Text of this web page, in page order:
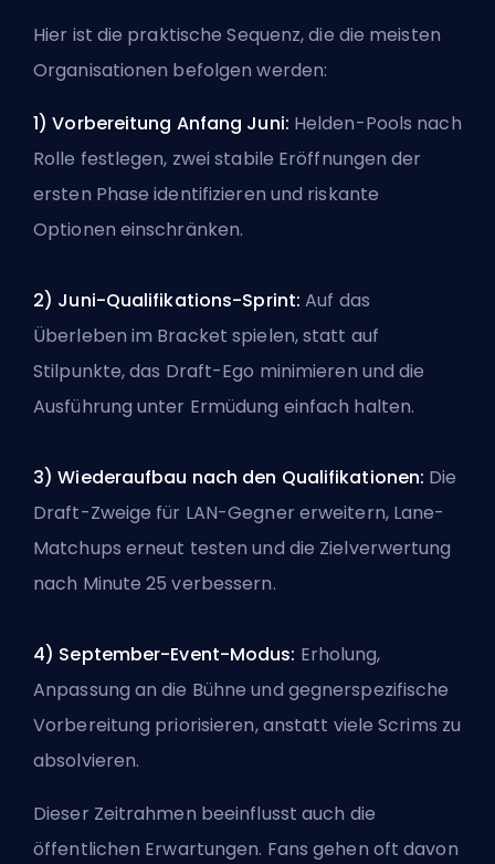
Hier ist die praktische Sequenz, die die meisten
Organisationen befolgen werden:
1) Vorbereitung Anfang Juni: Helden-Pools nach
Rolle festlegen, zwei stabile Eröffnungen der
ersten Phase identifizieren und riskante
Optionen einschränken.
2) Juni-Qualifikations-Sprint: Auf das
Überleben im Bracket spielen, statt auf
Stilpunkte, das Draft-Ego minimieren und die
Ausführung unter Ermüdung einfach halten.
3) Wiederaufbau nach den Qualifikationen: Die
Draft-Zweige für LAN-Gegner erweitern, Lane-
Matchups erneut testen und die Zielverwertung
nach Minute 25 verbessern.
4) September-Event-Modus: Erholung,
Anpassung an die Bühne und gegnerspezifische
Vorbereitung priorisieren, anstatt viele Scrims zu
absolvieren.
Dieser Zeitrahmen beeinflusst auch die
öffentlichen Erwartungen. Fans gehen oft davon